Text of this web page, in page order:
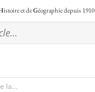
istoire et deGéographiedepuis 1910
la...